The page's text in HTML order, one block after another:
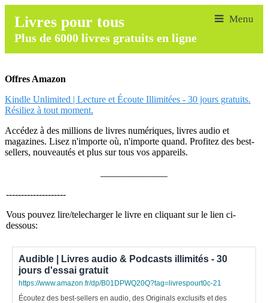
Livres pour tous
Plus de 6000 livres gratuits en ligne
Offres Amazon
Kindle Unlimited | Lecture et Écoute Illimitées - 30 jours gratuits.
Résiliez à tout moment.
Accédez à des millions de livres numériques, livres audio et
magazines. Lisez n'importe où, n'importe quand. Profitez des best-
sellers, nouveautés et plus sur tous vos appareils.
--------------------
Vous pouvez lire/telecharger le livre en cliquant sur le lien ci-
dessous:
Audible | Livres audio & Podcasts illimités - 30
jours d'essai gratuit
https://www.amazon.fr/dp/B01DPWQ20Q?tag=livrespourt0c-21
Écoutez des best-sellers en audio, des Originals exclusifs et des